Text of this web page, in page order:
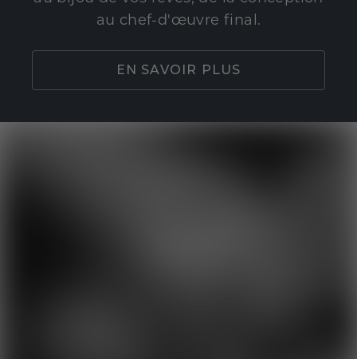
au chef-d'œuvre final.
EN SAVOIR PLUS